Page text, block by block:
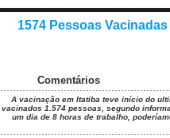
1574 Pessoas
Comentários
A vacinação em Itatiba teve início do
vacinados 1.574 pessoas, segundo
um dia de 8 horas de trabalho,